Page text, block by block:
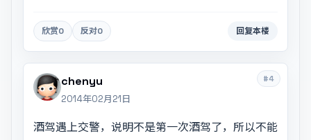
欣赏0 反对0 回复本楼
#4
chenyu
2014年02月21日
酒驾遇上交警，说明不是第一次酒驾了，所以不能